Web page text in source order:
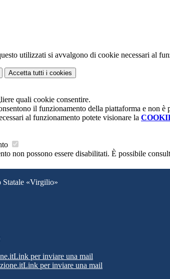
utilizzati si avvalgono di cookie necessari al
Accetta tutti i cookies
quali cookie consentire.
il funzionamento della piattaforma e non è
al funzionamento potete visionare la
non possono essere disabilitati. È possibile
Statale «Virgilio»
Link per inviare una mail
Link per inviare una mail